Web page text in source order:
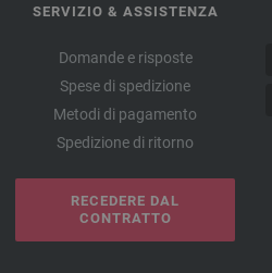
SERVIZIO & ASSISTENZA
Domande e risposte
Spese di spedizione
Metodi di pagamento
Spedizione di ritorno
RECEDERE DAL
CONTRATTO